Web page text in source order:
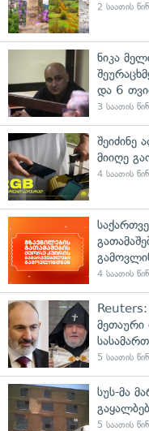
2 საათის წინ
ნიკა
და 6
3 საათის წინ
შეიძინე
მიიღე
4 საათის წინ
4 საათის წინ
Reuters:
მეთაური
5 საათის წინ
სუს-მა
5 საათის წინ